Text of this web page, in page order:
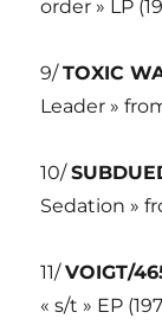
order » LP
9/TOXIC
Leader »
10/
Sedation »
11/VOIGT/
« s/t » EP